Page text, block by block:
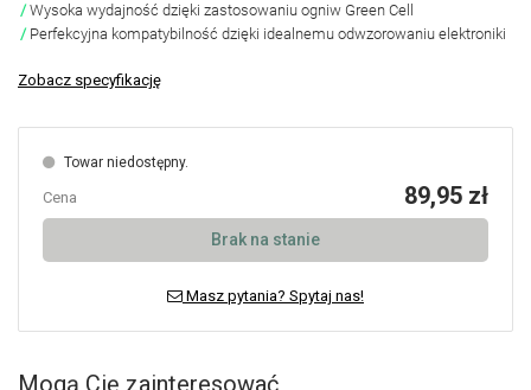
Wysoka wydajność dzięki zastosowaniu ogniw Green Cell
Perfekcyjna kompatybilność dzięki idealnemu odwzorowaniu elektroniki
Zobacz specyfikację
Towar niedostępny.
Cena 89,95 zł
Brak na stanie
Masz pytania? Spytaj nas!
Mogą Cię zainteresować